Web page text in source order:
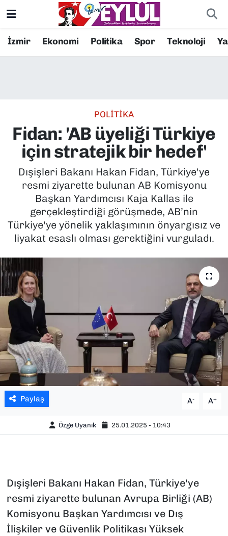
İzmir Ekonomi Politika Spor Teknoloji
POLİTİKA
Fidan: 'AB üyeliği Türkiye
için stratejik bir hedef'
Dışişleri Bakanı Hakan Fidan, Türkiye'ye
resmi ziyarette bulunan AB Komisyonu
Başkan Yardımcısı Kaja Kallas ile
gerçekleştirdiği görüşmede, AB’nin
Türkiye'ye yönelik yaklaşımının önyargısız ve
liyakat esaslı olması gerektiğini vurguladı.
Paylaş A- A+
Özge Uyanık 25.01.2025 - 10:43
Dışişleri Bakanı Hakan Fidan, Türkiye'ye
resmi ziyarette bulunan Avrupa Birliği (AB)
Komisyonu Başkan Yardımcısı ve Dış
İlişkiler ve Güvenlik Politikası Yüksek
Resmi İlanlar
EKONOMİ
KÜLTÜR SANAT
MAGAZİN
POLİTİKA
SPOR
TEKNOLOJİ
YAŞAM
YEREL YÖNETİMLER
Konak Nöbetçi Eczaneler
Süper Lig Puan Durumu ve Fikstür
Tüm Manşetler
Son Dakika Haberleri
Haber Arşivi